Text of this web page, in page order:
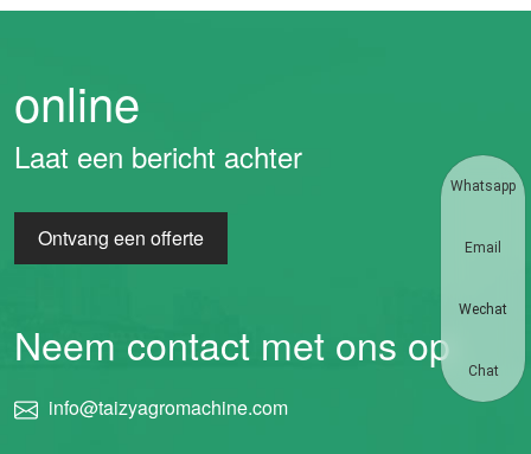
online
Laat een bericht achter
Ontvang een offerte
Neem contact met ons op
info@taizyagromachine.com
Whatsapp
Email
Wechat
Chat